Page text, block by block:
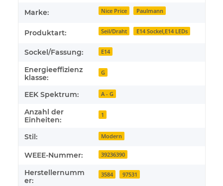
Marke: Nice Price Paulmann
Produktart: Seil/Draht E14 Sockel,E14 LEDs
Sockel/Fassung: E14
Energieeffizienz
klasse:
G
EEK Spektrum: A - G
Anzahl der
Einheiten:
1
Stil: Modern
WEEE-Nummer: 39236390
Herstellernumm
er:
3584 97531